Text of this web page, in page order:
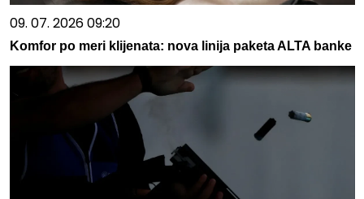
09. 07. 2026 09:20
Komfor po meri klijenata: nova linija paketa ALTA banke